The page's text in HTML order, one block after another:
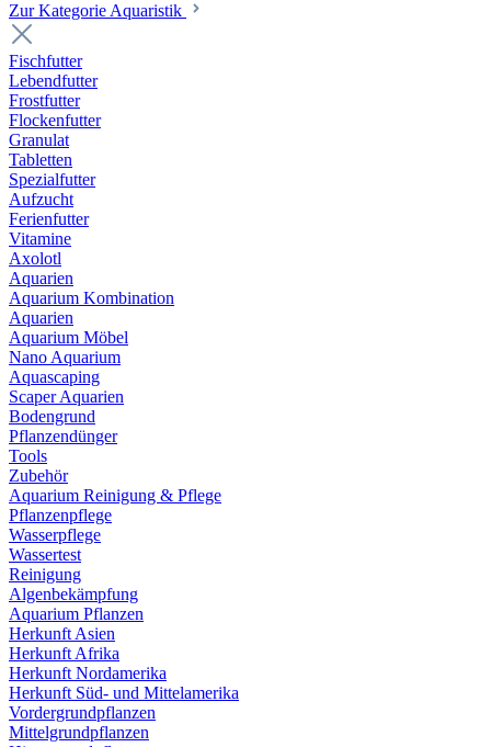
Zur Kategorie Aquaristik
Fischfutter
Lebendfutter
Frostfutter
Flockenfutter
Granulat
Tabletten
Spezialfutter
Aufzucht
Ferienfutter
Vitamine
Axolotl
Aquarien
Aquarium Kombination
Aquarien
Aquarium Möbel
Nano Aquarium
Aquascaping
Scaper Aquarien
Bodengrund
Pflanzendünger
Tools
Zubehör
Aquarium Reinigung & Pflege
Pflanzenpflege
Wasserpflege
Wassertest
Reinigung
Algenbekämpfung
Aquarium Pflanzen
Herkunft Asien
Herkunft Afrika
Herkunft Nordamerika
Herkunft Süd- und Mittelamerika
Vordergrundpflanzen
Mittelgrundpflanzen